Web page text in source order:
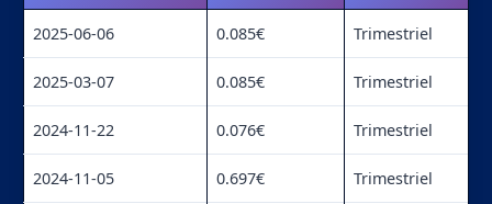
2025-06-06 0.085€ Trimestriel
2025-03-07 0.085€ Trimestriel
2024-11-22 0.076€ Trimestriel
2024-11-05 0.697€ Trimestriel